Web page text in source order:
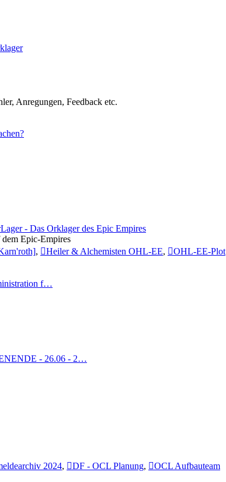
Anregungen, Feedback etc.
- Das Orklager des Epic Empires
Epic-Empires
, Heiler & Alchemisten OHL-EE,
OHL-EE-Plot
f…
- 26.06 - 2…
2024, DF - OCL Planung,
OCL Aufbauteam